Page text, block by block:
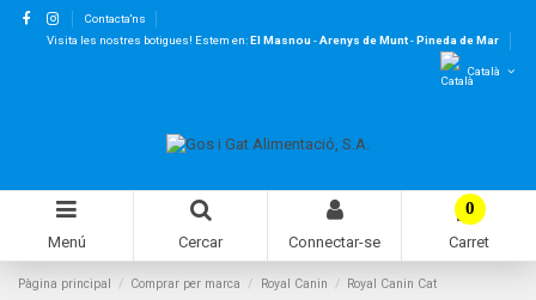
Contacta'ns
Visita les nostres botigues! Estem en:El Masnou-Arenys de Munt-Pineda de Mar
Català
Menú Cercar Connectar-se
0
Carret
Pàgina principal Comprar per marca Royal Canin Royal Canin Cat